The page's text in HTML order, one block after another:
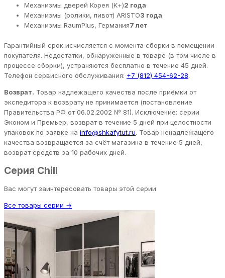
Механизмы дверей Корея (К+)2 года
Механизмы (ролики, пивот) ARISTO3 года
Механизмы RaumPlus, Германия7 лет
Гарантийный срок исчисляется с момента сборки в помещении
покупателя. Недостатки, обнаруженные в товаре (в том числе в
процессе сборки), устраняются бесплатно в течение 45 дней.
Телефон сервисного обслуживания: +7 (812) 454-62-28.
Возврат. Товар надлежащего качества после приёмки от
экспедитора к возврату не принимается (постановление
Правительства РФ от 06.02.2002 № 81). Исключение: серии
Эконом и Премьер, возврат в течение 5 дней при целостности
упаковок по заявке на info@shkafytut.ru. Товар ненадлежащего
качества возвращается за счёт магазина в течение 5 дней,
возврат средств за 10 рабочих дней.
Серия Chill
Вас могут заинтересовать товары этой серии
Все товары серии →